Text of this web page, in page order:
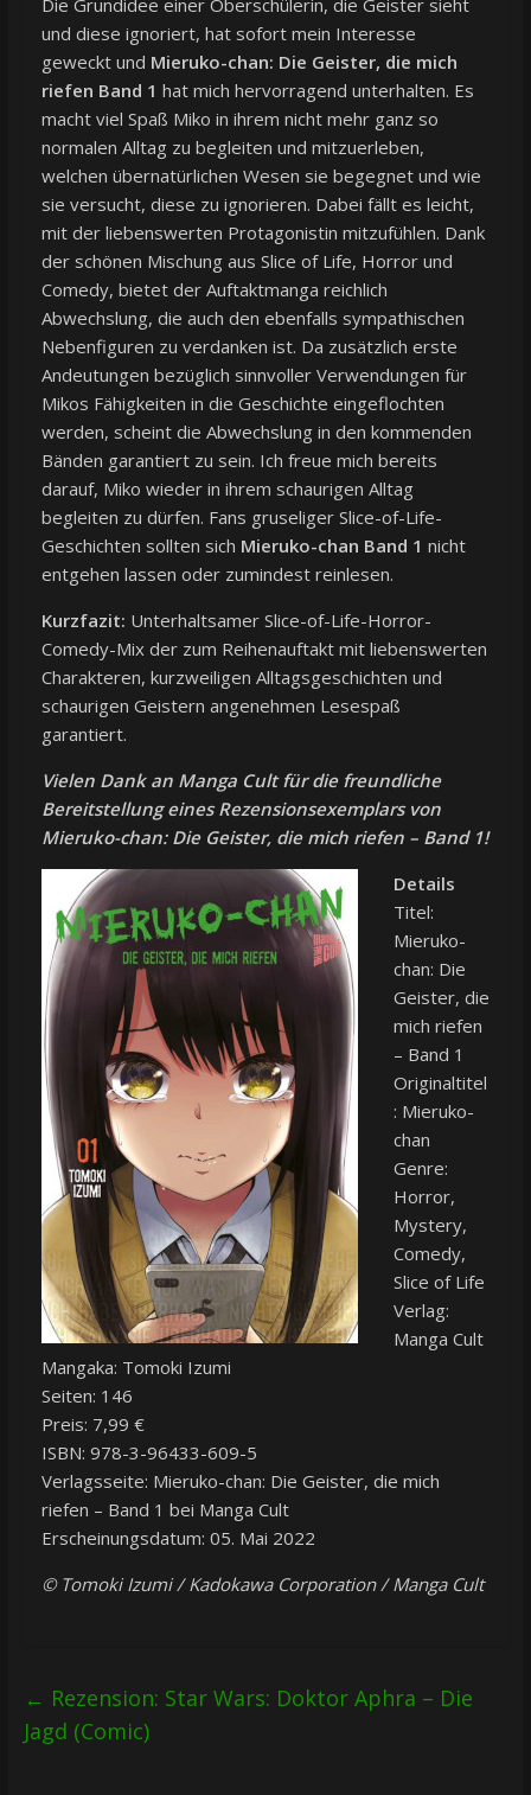
Die Grundidee einer Oberschülerin, die Geister sieht
und diese ignoriert, hat sofort mein Interesse
geweckt und Mieruko-chan: Die Geister, die mich
riefen Band 1 hat mich hervorragend unterhalten. Es
macht viel Spaß Miko in ihrem nicht mehr ganz so
normalen Alltag zu begleiten und mitzuerleben,
welchen übernatürlichen Wesen sie begegnet und wie
sie versucht, diese zu ignorieren. Dabei fällt es leicht,
mit der liebenswerten Protagonistin mitzufühlen. Dank
der schönen Mischung aus Slice of Life, Horror und
Comedy, bietet der Auftaktmanga reichlich
Abwechslung, die auch den ebenfalls sympathischen
Nebenfiguren zu verdanken ist. Da zusätzlich erste
Andeutungen bezüglich sinnvoller Verwendungen für
Mikos Fähigkeiten in die Geschichte eingeflochten
werden, scheint die Abwechslung in den kommenden
Bänden garantiert zu sein. Ich freue mich bereits
darauf, Miko wieder in ihrem schaurigen Alltag
begleiten zu dürfen. Fans gruseliger Slice-of-Life-
Geschichten sollten sich Mieruko-chan Band 1 nicht
entgehen lassen oder zumindest reinlesen.
Kurzfazit: Unterhaltsamer Slice-of-Life-Horror-
Comedy-Mix der zum Reihenauftakt mit liebenswerten
Charakteren, kurzweiligen Alltagsgeschichten und
schaurigen Geistern angenehmen Lesespaß
garantiert.
Vielen Dank anManga Cultfür die freundliche
Bereitstellung eines Rezensionsexemplars von
Mieruko-chan: Die Geister, die mich riefen – Band 1!
Details
Titel:
Mieruko-
chan: Die
Geister, die
mich riefen
– Band 1
Originaltitel
: Mieruko-
chan
Genre:
Horror,
Mystery,
Comedy,
Slice of Life
Verlag:
Manga Cult
Mangaka: Tomoki Izumi
Seiten: 146
Preis: 7,99 €
ISBN: 978-3-96433-609-5
Verlagsseite: Mieruko-chan: Die Geister, die mich
riefen – Band 1 bei Manga Cult
Erscheinungsdatum: 05. Mai 2022
© Tomoki Izumi / Kadokawa Corporation / Manga Cult
← Rezension: Star Wars: Doktor Aphra – Die
Jagd (Comic)